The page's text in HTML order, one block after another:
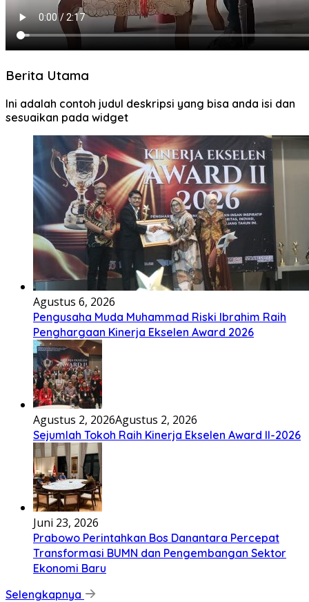
Berita Utama
Ini adalah contoh judul deskripsi yang bisa anda isi dan
sesuaikan pada widget
Agustus 6, 2026
Pengusaha Muda Muhammad Riski Ibrahim Raih
Penghargaan Kinerja Ekselen Award 2026
Agustus 2, 2026Agustus 2, 2026
Sejumlah Tokoh Raih Kinerja Ekselen Award II-2026
Juni 23, 2026
Prabowo Perintahkan Bos Danantara Percepat
Transformasi BUMN dan Pengembangan Sektor
Ekonomi Baru
Selengkapnya